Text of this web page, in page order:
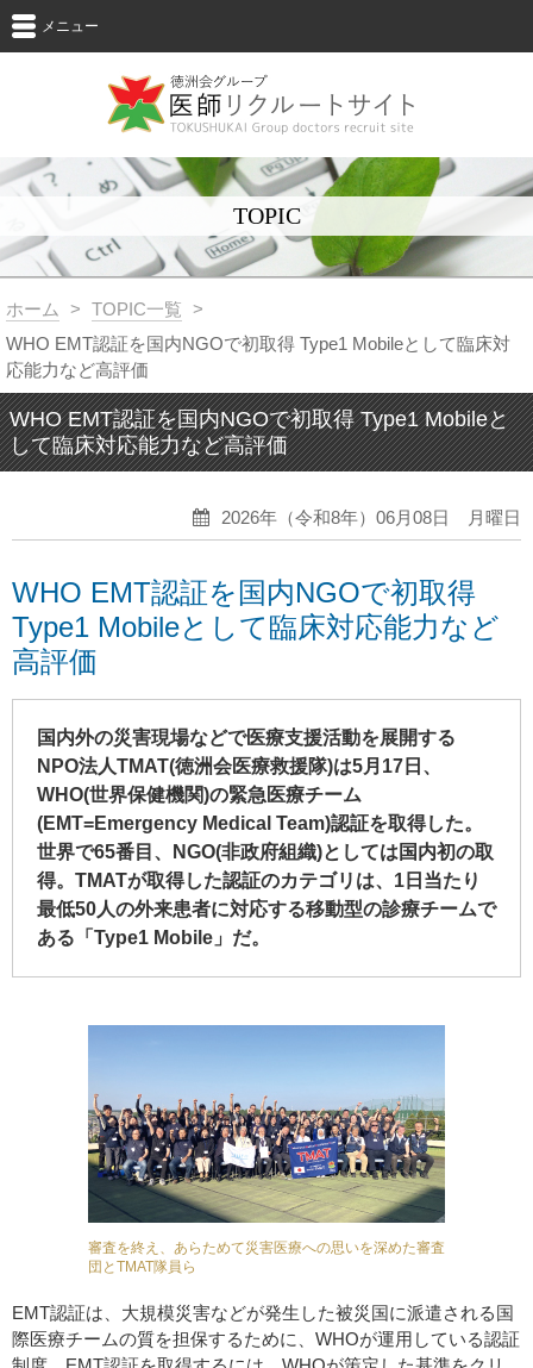
メニュー
TOPIC
ホーム > TOPIC一覧 >
WHO EMT認証を国内NGOで初取得 Type1 Mobileとして臨床対
応能力など高評価
WHO EMT認証を国内NGOで初取得 Type1 Mobileと
して臨床対応能力など高評価
2026年（令和8年）06月08日 月曜日
WHO EMT認証を国内NGOで初取得
Type1 Mobileとして臨床対応能力など
高評価
国内外の災害現場などで医療支援活動を展開する
NPO法人TMAT(徳洲会医療救援隊)は5月17日、
WHO(世界保健機関)の緊急医療チーム
(EMT=Emergency Medical Team)認証を取得した。
世界で65番目、NGO(非政府組織)としては国内初の取
得。TMATが取得した認証のカテゴリは、1日当たり
最低50人の外来患者に対応する移動型の診療チームで
ある「Type1 Mobile」だ。
審査を終え、あらためて災害医療への思いを深めた審査
団とTMAT隊員ら
EMT認証は、大規模災害などが発生した被災国に派遣される国
際医療チームの質を担保するために、WHOが運用している認証